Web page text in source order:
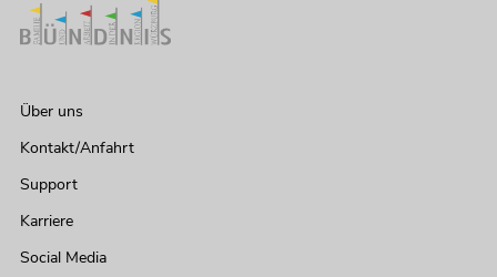
Über uns
Kontakt/Anfahrt
Support
Karriere
Social Media